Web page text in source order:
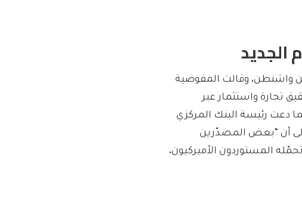
الجديد
واشنطن، وقالت المفوضية
تجارة واستثمار عبر
دعت رئيسة البنك المركزي
إلى أن “بعض المصدّرين
المستوردون الأميركيون،